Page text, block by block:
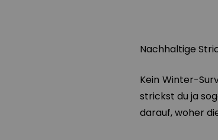
Nachhaltige
Kein Winter-
strickst du ja
darauf, woher